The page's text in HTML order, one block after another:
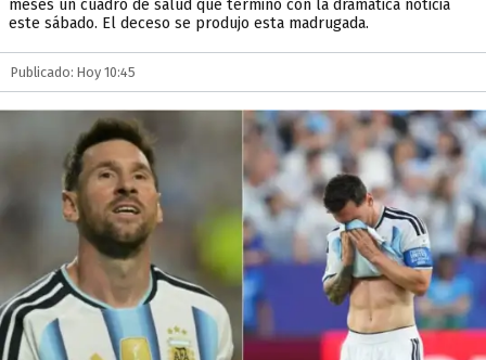
meses un cuadro de salud que terminó con la dramática noticia
este sábado. El deceso se produjo esta madrugada.
Publicado: Hoy 10:45